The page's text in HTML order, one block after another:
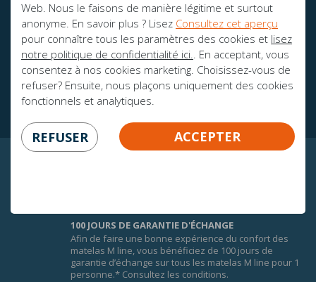
Web. Nous le faisons de manière légitime et surtout
anonyme. En savoir plus ? Lisez Consultez cet aperçu
pour connaître tous les paramètres des cookies et lisez
notre politique de confidentialité ici.. En acceptant, vous
consentez à nos cookies marketing. Choisissez-vous de
refuser? Ensuite, nous plaçons uniquement des cookies
fonctionnels et analytiques.
REFUSER ACCEPTER
Des brochures
Ambassadeurs
100 JOURS DE GARANTIE D'ÉCHANGE
Afin de faire une bonne expérience du confort des
matelas M line, vous bénéficiez de 100 jours de
garantie d’échange sur tous les matelas M line pour 1
personne.* Consultez les conditions.